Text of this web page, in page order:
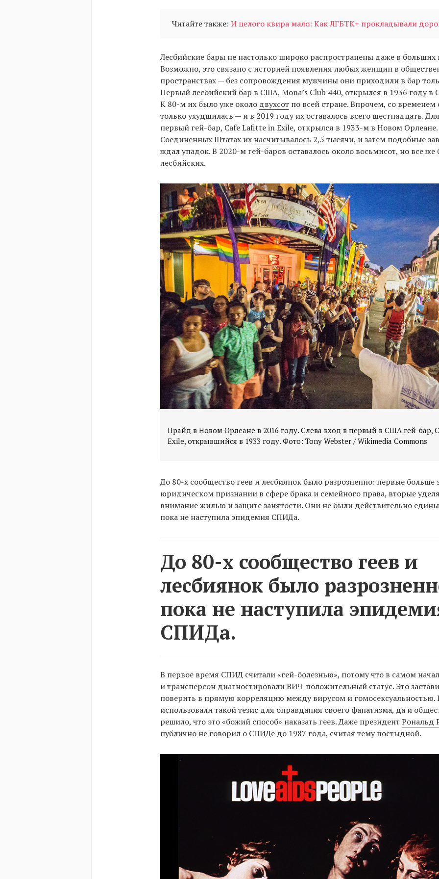
Читайте также: И целого квира мало: Как ЛГБТК+ прокладывали
Лесбийские бары не настолько широко распространены даже в больших
Возможно, это связано с историей появления любых женщин в
пространствах — без сопровождения мужчины они приходили в бар
Первый лесбийский бар в США, Mona’s Club 440, открылся в 1936 году в
К 80-м их было уже около двухсот по всей стране. Впрочем, со временем
только ухудшилась — и в 2019 году их оставалось всего шестнадцать.
первый гей-бар, Cafe Lafitte in Exile, открылся в 1933-м в Новом
Соединенных Штатах их насчитывалось 2,5 тысячи, и затем подобные
ждал упадок. В 2020-м гей-баров оставалось около восьмисот, но все
лесбийских.
Прайд в Новом Орлеане в 2016 году. Слева вход в первый в США гей-бар,
Exile, открывшийся в 1933 году. Фото: Tony Webster / Wikimedia Commons
До 80-х сообщество геев и лесбиянок было разрозненно: первые больше
юридическом признании в сфере брака и семейного права, вторые
внимание жилью и защите занятости. Они не были действительно
пока не наступила эпидемия СПИДа.
До 80-х сообщество геев и
лесбиянок было
пока не наступила
СПИДа.
В первое время СПИД считали «гей-болезнью», потому что в самом
и трансперсон диагностировали ВИЧ-положительный статус. Это
поверить в прямую корреляцию между вирусом и
использовали такой тезис для оправдания своего фанатизма, да и
решило, что это «божий способ» наказать геев. Даже президент Рональд
публично не говорил о СПИДе до 1987 года, считая тему постыдной.